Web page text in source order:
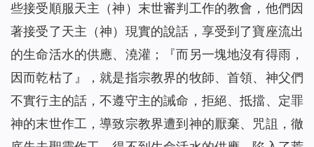
些接受順服天主（神）末世審判工作的教會，他們因
著接受了天主（神）現實的說話，享受到了寶座流出
的生命活水的供應、澆灌；『而另一塊地沒有得雨，
因而乾枯了 』，就是指宗教界的牧師、首領、神父們
不實行主的話，不遵守主的誡命，拒絕、抵擋、定罪
神的末世作工，導致宗教界遭到神的厭棄、咒詛，徹